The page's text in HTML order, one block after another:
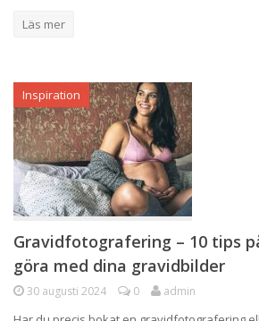
Läs mer
Inspiration
Gravidfotografering – 10 tips
göra med dina gravidbilder
30 augusti 2024 0 admin